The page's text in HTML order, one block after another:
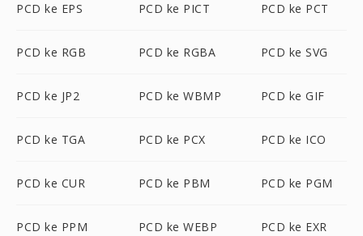
PCD ke EPS PCD ke PICT PCD ke PCT
PCD ke RGB PCD ke RGBA PCD ke SVG
PCD ke JP2 PCD ke WBMP PCD ke GIF
PCD ke TGA PCD ke PCX PCD ke ICO
PCD ke CUR PCD ke PBM PCD ke PGM
PCD ke PPM PCD ke WEBP PCD ke EXR